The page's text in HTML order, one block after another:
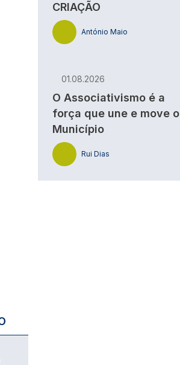
CRIAÇÃO
António Maio
01.08.2026
O Associativismo é a
força que une e move o
Município
Rui Dias